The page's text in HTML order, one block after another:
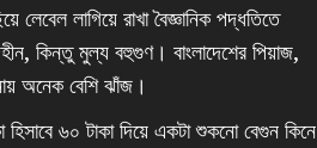
লাগিয়ে রাখা বৈজ্ঞানিক পদ্ধতিতে
কিন্তু মুল্য বহুগুণ। বাংলাদেশের পিয়াজ,
অনেক বেশি ঝাঁজ।
৬০ টাকা দিয়ে একটা শুকনো বেগুন কিনে